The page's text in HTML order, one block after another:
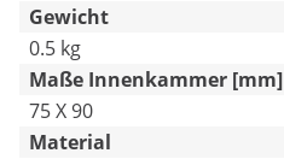
Gewicht
0.5 kg
Maße Innenkammer [mm]
75 X 90
Material